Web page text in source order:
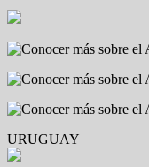
URUGUAY